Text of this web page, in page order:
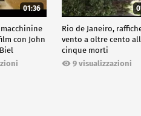
01:36
con John
Rio de Janeiro,
vento a oltre cento
cinque morti
9 visualizzazioni